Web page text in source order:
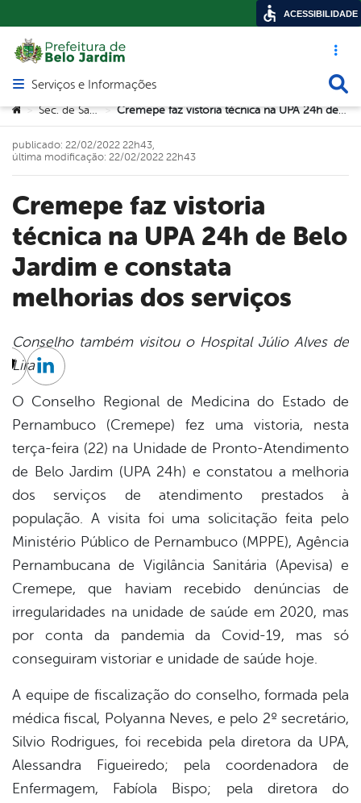
Acesso
Abrir menu principal de navegação
Serviços e Informações
Você está aqui:
> Sec. de Saúde > Cremepe faz vistoria técnica na UPA 24h de Belo Jardim e constata melhorias dos serviços
Cremepe faz vistoria
técnica na UPA 24h de Belo
Jardim e constata
melhorias dos serviços
publicado: 22/02/2022 22h43,
última modificação: 22/02/2022 22h43
Conselho também visitou o Hospital Júlio Alves de
Lira
O Conselho Regional de Medicina do Estado de
Pernambuco (Cremepe) fez uma vistoria, nesta
terça-feira (22) na Unidade de Pronto-Atendimento
de Belo Jardim (UPA 24h) e constatou a melhoria
dos serviços de atendimento prestados à
população. A visita foi uma solicitação feita pelo
Ministério Público de Pernambuco (MPPE), Agência
Pernambucana de Vigilância Sanitária (Apevisa) e
Cremepe, que haviam recebido denúncias de
irregularidades na unidade de saúde em 2020, mas
por conta da pandemia da Covid-19, mas só
conseguiram vistoriar e unidade de saúde hoje.
A equipe de fiscalização do conselho, formada pela
médica fiscal, Polyanna Neves, e pelo 2º secretário,
Silvio Rodrigues, foi recebida pela diretora da UPA,
Alessandra Figueiredo; pela coordenadora de
Enfermagem, Fabíola Bispo; pela diretora do
TwitterLinkedin
ACESSIBILIDADE